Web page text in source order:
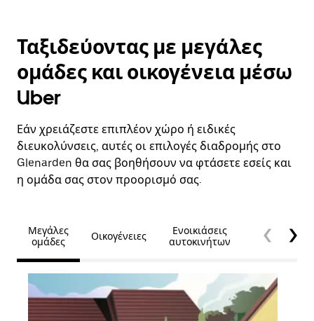
Ταξιδεύοντας με μεγάλες
ομάδες και οικογένεια μέσω
Uber
Εάν χρειάζεστε επιπλέον χώρο ή ειδικές
διευκολύνσεις, αυτές οι επιλογές διαδρομής στο
Glenarden θα σας βοηθήσουν να φτάσετε εσείς και
η ομάδα σας στον προορισμό σας.
Μεγάλες
ομάδες
Οικογένειες
Ενοικιάσεις
αυτοκινήτων